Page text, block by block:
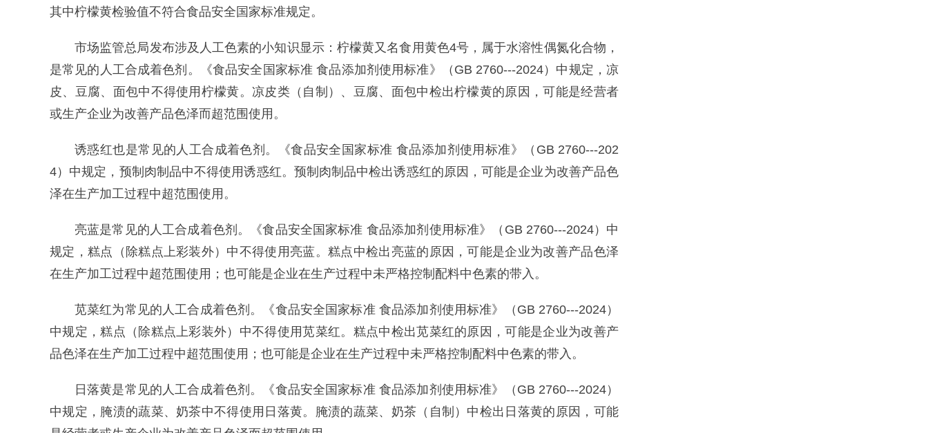
其中柠檬黄检验值不符合食品安全国家标准规定。
市场监管总局发布涉及人工色素的小知识显示：柠檬黄又名食用黄色4号，属于水溶性偶氮化合物，
是常见的人工合成着色剂。《食品安全国家标准 食品添加剂使用标准》（GB 2760---2024）中规定，凉
皮、豆腐、面包中不得使用柠檬黄。凉皮类（自制）、豆腐、面包中检出柠檬黄的原因，可能是经营者
或生产企业为改善产品色泽而超范围使用。
诱惑红也是常见的人工合成着色剂。《食品安全国家标准 食品添加剂使用标准》（GB 2760---202
4）中规定，预制肉制品中不得使用诱惑红。预制肉制品中检出诱惑红的原因，可能是企业为改善产品色
泽在生产加工过程中超范围使用。
亮蓝是常见的人工合成着色剂。《食品安全国家标准 食品添加剂使用标准》（GB 2760---2024）中
规定，糕点（除糕点上彩装外）中不得使用亮蓝。糕点中检出亮蓝的原因，可能是企业为改善产品色泽
在生产加工过程中超范围使用；也可能是企业在生产过程中未严格控制配料中色素的带入。
苋菜红为常见的人工合成着色剂。《食品安全国家标准 食品添加剂使用标准》（GB 2760---2024）
中规定，糕点（除糕点上彩装外）中不得使用苋菜红。糕点中检出苋菜红的原因，可能是企业为改善产
品色泽在生产加工过程中超范围使用；也可能是企业在生产过程中未严格控制配料中色素的带入。
日落黄是常见的人工合成着色剂。《食品安全国家标准 食品添加剂使用标准》（GB 2760---2024）
中规定，腌渍的蔬菜、奶茶中不得使用日落黄。腌渍的蔬菜、奶茶（自制）中检出日落黄的原因，可能